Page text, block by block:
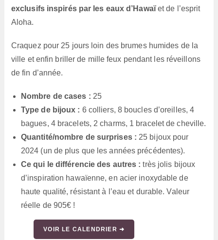
exclusifs inspirés par les eaux d’Hawaïet de l’esprit
Aloha.
Craquez pour 25 jours loin des brumes humides de la
ville et enfin briller de mille feux pendant les réveillons
de fin d’année.
Nombre de cases : 25
Type de bijoux : 6 colliers, 8 boucles d’oreilles, 4
bagues, 4 bracelets, 2 charms, 1 bracelet de cheville.
Quantité/nombre de surprises : 25 bijoux pour
2024 (un de plus que les années précédentes).
Ce qui le différencie des autres : très jolis bijoux
d’inspiration hawaïenne, en acier inoxydable de
haute qualité, résistant à l’eau et durable. Valeur
réelle de 905€ !
VOIR LE CALENDRIER ➜